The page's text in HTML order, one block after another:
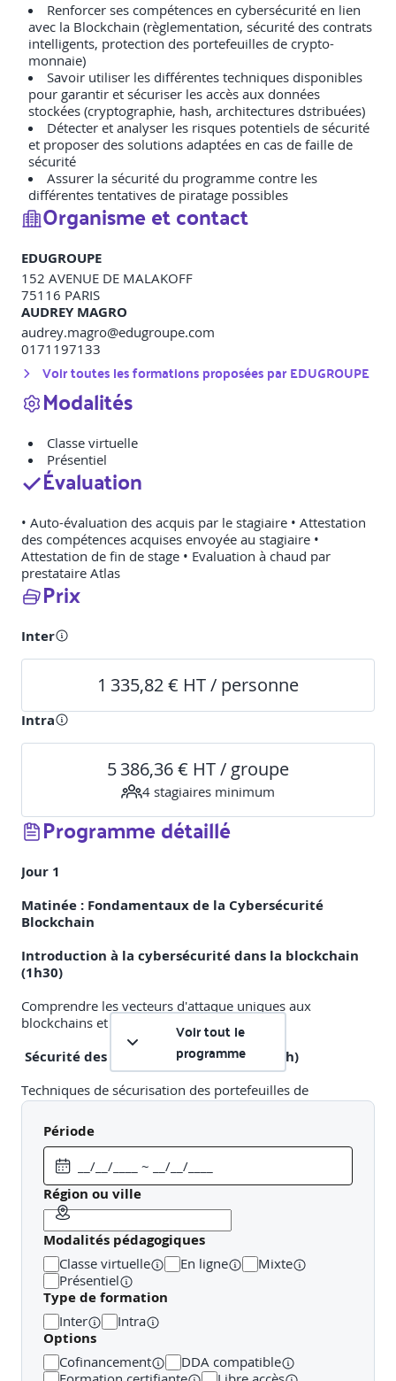
Renforcer ses compétences en cybersécurité en lien
avec la Blockchain (règlementation, sécurité des contrats
intelligents, protection des portefeuilles de crypto-
monnaie)
Savoir utiliser les différentes techniques disponibles
pour garantir et sécuriser les accès aux données
stockées (cryptographie, hash, architectures dstribuées)
Détecter et analyser les risques potentiels de sécurité
et proposer des solutions adaptées en cas de faille de
sécurité
Assurer la sécurité du programme contre les
différentes tentatives de piratage possibles
Organisme et contact
EDUGROUPE
152 AVENUE DE MALAKOFF
75116 PARIS
AUDREY MAGRO
audrey.magro@edugroupe.com
0171197133
Voir toutes les formations proposées parEDUGROUPE
Modalités
Classe virtuelle
Présentiel
Évaluation
• Auto-évaluation des acquis par le stagiaire • Attestation
des compétences acquises envoyée au stagiaire •
Attestation de fin de stage • Evaluation à chaud par
prestataire Atlas
Prix
Inter
1 335,82 € HT / personne
Intra
5 386,36 € HT / groupe
4 stagiaires minimum
Programme détaillé
Jour 1
Matinée : Fondamentaux de la Cybersécurité
Blockchain
Introduction à la cybersécurité dans la blockchain
(1h30)
Comprendre les vecteurs d'attaque uniques aux
blockchains et aux cryptomonnaies.
Sécurité des Wallets et des Échanges (2h)
Techniques de sécurisation des portefeuilles de
cryptomonnaies et des plateformes d'échange.
Après-midi : Sécurité des Smart Contracts
Vulnérabilités communes des smart contracts
(2h15)
Analyse des failles de sécurité les plus fréquentes dans les
smart contracts.
Ateliers de codage sécurisé (1h15)
Techniques pour écrire des smart contracts sécurisés en
Solidity et Vyper.
Voir tout le
programme
Période
Région ou ville
Modalités pédagogiques
Classe virtuelle En ligne
Mixte
Présentiel
Type de formation
Inter Intra
Options
Cofinancement
DDA compatible